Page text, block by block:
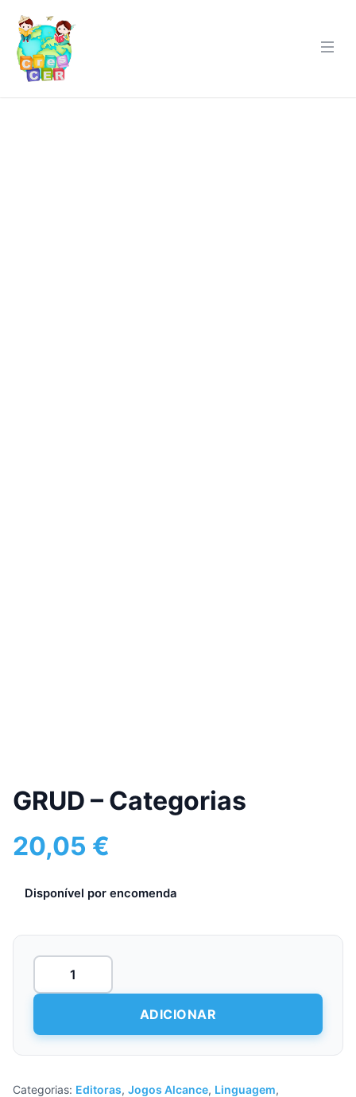
GRUD – Categorias
20,05 €
Disponível por encomenda
Quantidade
GRUD
Categorias
ADICIONAR
Categorias: Editoras, Jogos Alcance, Linguagem,